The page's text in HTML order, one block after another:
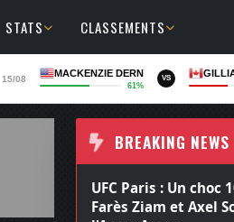
STATS CLASSEMENTS
15/08
MACKENZIE DERN
61%
VS
BREAKING NEWS
UFC Paris : Un choc
Farès Ziam et Axel